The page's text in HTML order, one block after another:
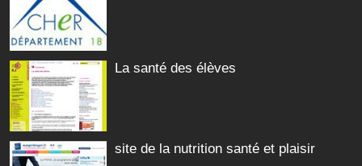
La santé des élèves
site de la nutrition santé et plaisir